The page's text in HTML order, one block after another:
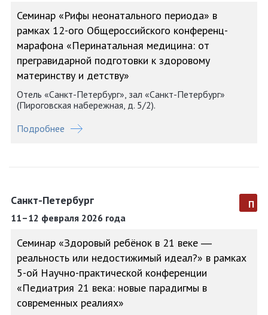
Семинар «Рифы неонатального периода» в
рамках 12-ого Общероссийского конференц-
марафона «Перинатальная медицина: от
прегравидарной подготовки к здоровому
материнству и детству»
Отель «Санкт-Петербург», зал «Санкт-Петербург»
(Пироговская набережная, д. 5/2).
Подробнее
Санкт-Петербург
11–12 февраля 2026 года
п
Семинар «Здоровый ребёнок в 21 веке ―
реальность или недостижимый идеал?» в рамках
5-ой Научно-практической конференции
«Педиатрия 21 века: новые парадигмы в
современных реалиях»